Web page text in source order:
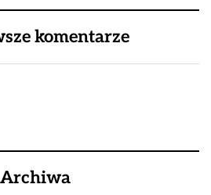
komentarze
Archiwa